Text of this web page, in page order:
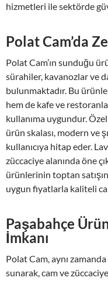
hizmetleri ile sektörde
Polat Cam’da
Polat Cam’ın sunduğu
sürahiler, kavanozlar ve
bulunmaktadır. Bu
hem de kafe ve
kullanıma uygundur.
ürün skalası, modern ve
kullanıcıya hitap eder.
züccaciye alanında öne
ürünlerinin toptan
uygun fiyatlarla kaliteli
Paşabahçe
İmkanı
Polat Cam, aynı
sunarak, cam ve